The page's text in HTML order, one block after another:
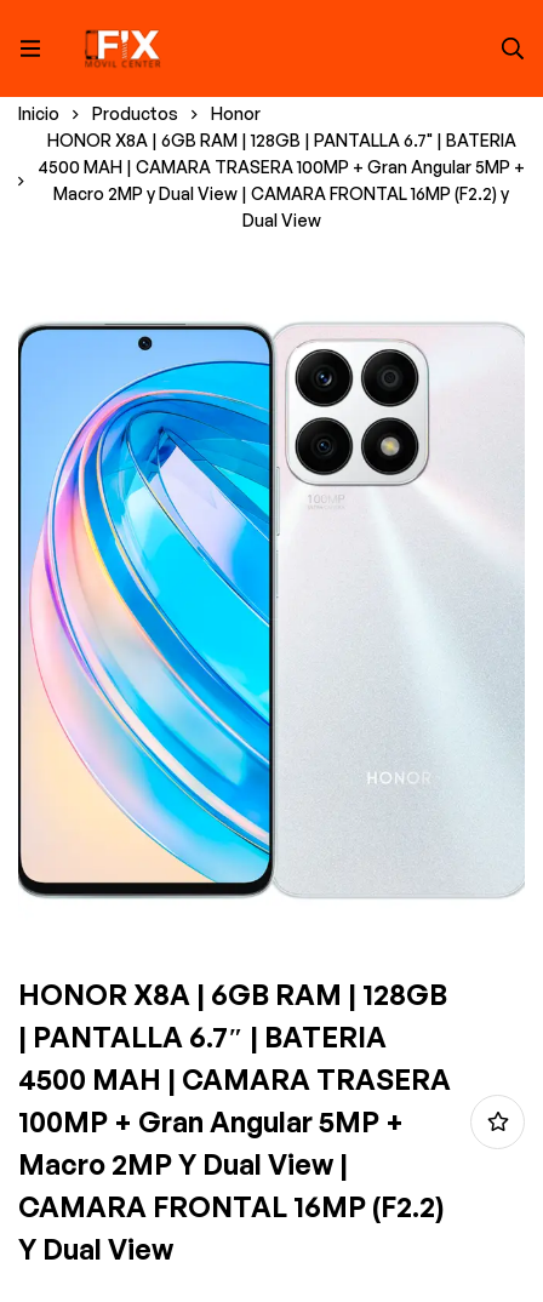
Inicio Productos
Honor
HONOR X8A | 6GB RAM | 128GB | PANTALLA 6.7" | BATERIA
4500 MAH | CAMARA TRASERA 100MP + Gran Angular 5MP +
Macro 2MP y Dual View | CAMARA FRONTAL 16MP (F2.2) y
Dual View
HONOR X8A | 6GB RAM | 128GB
| PANTALLA 6.7″ | BATERIA
4500 MAH | CAMARA TRASERA
100MP + Gran Angular 5MP +
Macro 2MP Y Dual View |
CAMARA FRONTAL 16MP (F2.2)
Y Dual View